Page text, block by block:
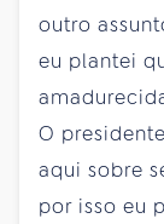
outro
eu plantei
O
aqui sobre
por isso eu